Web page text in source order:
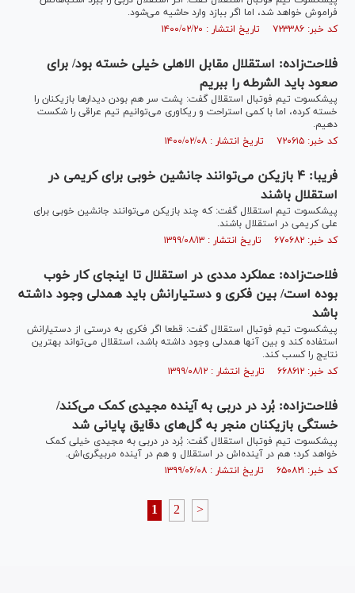
فراموش خواهد شد، اما اگر ببازد وارد حاشیه می‌شود.
کد خبر: ۷۲۳۳۸۶ تاریخ انتشار : ۱۴۰۰/۰۲/۲۰
فلاحت‌زاده: استقلال مقابل الاهلی خیلی خسته بود/ برای
صعود باید الشرطه را ببریم
پیشکسوت تیم فوتبال استقلال گفت: پشت سر هم بودن دیدار‌ها بازیکنان را
خسته کرده، اما با کمی استراحت و ریکاوری می‌توانیم تیم عراقی را شکست
دهیم.
کد خبر: ۷۲۰۶۱۵ تاریخ انتشار : ۱۴۰۰/۰۲/۰۸
فریبا: ۴ بازیکن می‌توانند جانشین خوبی برای کریمی در
استقلال باشند
پیشکسوت تیم استقلال گفت: که چند بازیکن می‌توانند جانشین خوبی برای
علی کریمی در استقلال باشند.
کد خبر: ۶۷۰۶۸۲ تاریخ انتشار : ۱۳۹۹/۰۸/۱۳
فلاحت‌زاده: عملکرد مددی در استقلال تا اینجای کار خوب
بوده است/ بین فکری و دستیارانش باید همدلی وجود داشته
باشد
پیشکسوت تیم فوتبال استقلال گفت: قطعا اگر فکری به درستی از دستیارانش
استفاده کند و بین آنها همدلی وجود داشته باشد، استقلال می‌تواند بهترین
نتایج را کسب کند.
کد خبر: ۶۶۸۶۱۲ تاریخ انتشار : ۱۳۹۹/۰۸/۱۲
فلاحت‌زاده: بُرد در دربی به آینده مجیدی کمک می‌کند/
خستگی بازیکنان منجر به گل‌های دقایق پایانی شد
پیشکسوت تیم فوتبال استقلال گفت: بُرد در دربی به مجیدی خیلی کمک
خواهد کرد؛ هم در آینده‌اش در استقلال و هم در آینده مربیگری‌اش.
کد خبر: ۶۵۰۸۲۱ تاریخ انتشار : ۱۳۹۹/۰۶/۰۸
1 2 >